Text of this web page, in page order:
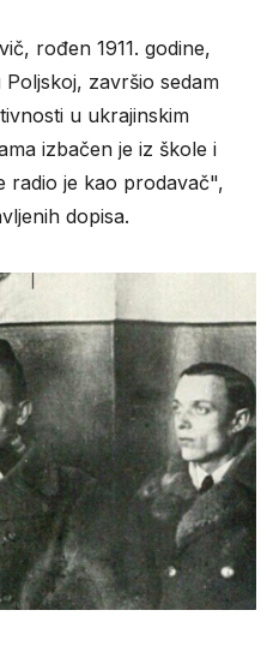
rođen 1911. godine,
završio sedam
u ukrajinskim
izbačen je iz škole i
radio je kao prodavač",
dopisa.